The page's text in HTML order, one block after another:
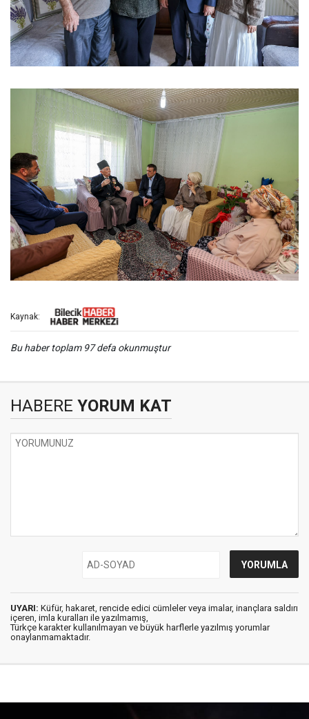
Kaynak:
Bu haber toplam 97 defa okunmuştur
HABERE YORUM KAT
UYARI: Küfür, hakaret, rencide edici cümleler veya imalar, inançlara saldırı
içeren, imla kuralları ile yazılmamış,
Türkçe karakter kullanılmayan ve büyük harflerle yazılmış yorumlar
onaylanmamaktadır.